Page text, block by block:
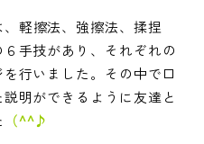
、軽擦法、強擦法、揉捏
手技があり、それぞれの
行いました。その中で口
明ができるように友達と
（^^♪